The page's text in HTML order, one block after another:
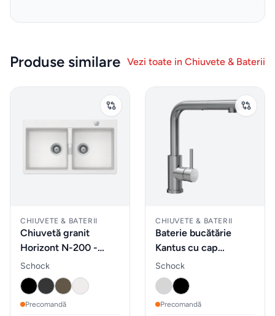
bucătărie
și
ustensile
Sticle
apa
pranz
Sticlarie
Produse similare Vezi toate in Chiuvete & Baterii
CHIUVETE & BATERII
Chiuvetă granit
Horizont N-200 -
Schock
Schock
Precomandă
CHIUVETE & BATERII
Baterie bucătărie
Kantus cu cap
extractibil - Schock
Schock
Precomandă